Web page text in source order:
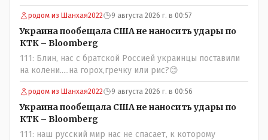
вакцинированных может иметь плохие последствия от
прививки. Бумага нужна как защита от дол.....бов не
дружащих с школьными курсами предметов, в
частности биологии и математики. Vlad Kostanai: Поэтому
люди и отказываются и я в том числе своих не
прививал.Лично я вам и тем другим людям благодарен.
Добровольные действия направленные на сокращение
частотности появления в популяции соответствующих
комбинаций генов заслуживают благодарности. Мы и
без того основательно загубили нормальный
естественный отбор.
родом из Шанхая2022 9 августа 2026 г. в 00:57
Украина пообещала США не наносить удары по
КТК – Bloomberg
111: Блин, нас с братской Россией украинцы поставили
на колени.....на горох,гречку или рис?😊
родом из Шанхая2022 9 августа 2026 г. в 00:56
Украина пообещала США не наносить удары по
КТК – Bloomberg
111: наш русский мир нас не спасает, к которому